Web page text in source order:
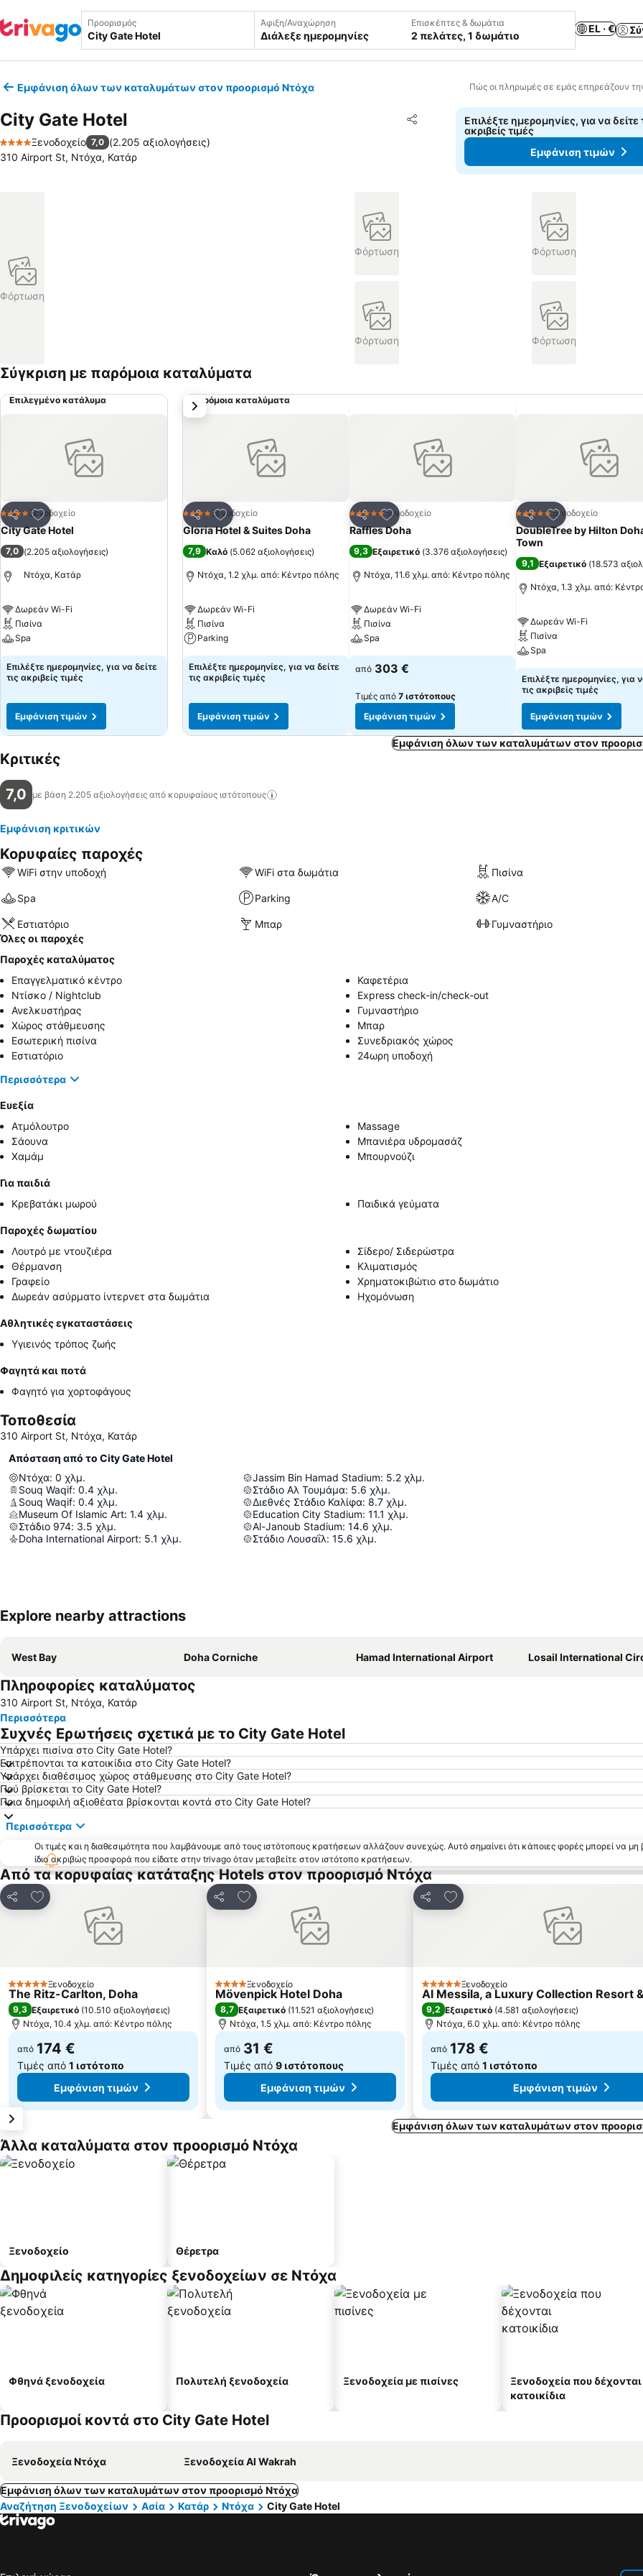
Προορισμός Άφιξη/Αναχώρηση
Διάλεξε ημερομηνίες
Επισκέπτες & δωμάτια
2 πελάτες, 1 δωμάτιο
EL · €
Εμφάνιση όλων των καταλυμάτων στον προορισμό Ντόχα Πώς οι πληρωμές σε εμάς επηρεάζουν
City Gate Hotel Κοινοποίηση
Προσθήκη στα αγαπημένα
4 Αστέρια
Ξενοδοχείο 7,0 (2.205 αξιολογήσεις)
310 Airport St, Ντόχα, Κατάρ
Επιλέξτε ημερομηνίες, για να δείτε
ακριβείς τιμές
Εμφάνιση τιμών
Φόρτωση
Φόρτωση Φόρτωση
Φόρτωση Φόρτωση
Σύγκριση με παρόμοια καταλύματα
Επιλεγμένο κατάλυμα
Κοινοποίηση
Προσθήκη στα αγαπημένα
4 ΑστέριαΞενοδοχείο
City Gate Hotel
7,0 (2.205 αξιολογήσεις)
Ντόχα, Κατάρ
Δωρεάν Wi-Fi
Πισίνα
Spa
Επιλέξτε ημερομηνίες, για να δείτε
τις ακριβείς τιμές
Εμφάνιση τιμών
Παρόμοια καταλύματα
Κοινοποίηση
Προσθήκη στα αγαπημένα
4 ΑστέριαΞενοδοχείο
Gloria Hotel & Suites Doha
7,9 Καλό (5.062 αξιολογήσεις)
Ντόχα, 1.2 χλμ. από: Κέντρο πόλης
Δωρεάν Wi-Fi
Πισίνα
Parking
Επιλέξτε ημερομηνίες, για να δείτε
τις ακριβείς τιμές
Εμφάνιση τιμών
Κοινοποίηση
Προσθήκη στα αγαπημένα
5 ΑστέριαΞενοδοχείο
Raffles Doha
9,3 Εξαιρετικό (3.376 αξιολογήσεις)
Ντόχα, 11.6 χλμ. από: Κέντρο πόλης
Δωρεάν Wi-Fi
Πισίνα
Spa
από 303 €
Τιμές από 7 ιστότοπους
Εμφάνιση τιμών
Κοινοποίηση
Προσθήκη στα
5 ΑστέριαΞενοδοχείο
DoubleTree by Hilton
Town
9,1 Εξαιρετικό (18.573
Ντόχα, 1.3 χλμ. από:
Δωρεάν Wi-Fi
Πισίνα
Spa
Επιλέξτε ημερομηνίες, για
τις ακριβείς τιμές
Εμφάνιση τιμών
επόμενο
Εμφάνιση όλων των καταλυμάτων στον
Κριτικές
7,0 με βάση 2.205 αξιολογήσεις από κορυφαίους ιστότοπους
Εμφάνιση κριτικών
Κορυφαίες παροχές
WiFi στην υποδοχή WiFi στα δωμάτια Πισίνα
Spa Parking A/C
Εστιατόριο Μπαρ
Γυμναστήριο
Όλες οι παροχές
Παροχές καταλύματος
Επαγγελματικό κέντρο
Καφετέρια
Ντίσκο / Nightclub
Express check-in/check-out
Ανελκυστήρας
Γυμναστήριο
Χώρος στάθμευσης
Μπαρ
Εσωτερική πισίνα
Συνεδριακός χώρος
Εστιατόριο
24ωρη υποδοχή
Περισσότερα
Ευεξία
Ατμόλουτρο
Massage
Σάουνα
Μπανιέρα υδρομασάζ
Χαμάμ
Μπουρνούζι
Για παιδιά
Κρεβατάκι μωρού
Παιδικά γεύματα
Παροχές δωματίου
Λουτρό με ντουζιέρα
Σίδερο/ Σιδερώστρα
Θέρμανση
Κλιματισμός
Γραφείο
Χρηματοκιβώτιο στο δωμάτιο
Δωρεάν ασύρματο ίντερνετ στα δωμάτια
Ηχομόνωση
Αθλητικές εγκαταστάσεις
Υγιεινός τρόπος ζωής
Φαγητά και ποτά
Φαγητό για χορτοφάγους
Τοποθεσία
310 Airport St, Ντόχα, Κατάρ
Απόσταση από το City Gate Hotel
Ντόχα: 0 χλμ.
Souq Waqif: 0.4 χλμ.
Souq Waqif: 0.4 χλμ.
Museum Of Islamic Art: 1.4 χλμ.
Στάδιο 974: 3.5 χλμ.
Doha International Airport: 5.1 χλμ.
Jassim Bin Hamad Stadium: 5.2 χλμ.
Στάδιο Αλ Τουμάμα: 5.6 χλμ.
Διεθνές Στάδιο Καλίφα: 8.7 χλμ.
Education City Stadium: 11.1 χλμ.
Al-Janoub Stadium: 14.6 χλμ.
Στάδιο Λουσαΐλ: 15.6 χλμ.
Explore nearby attractions
West Bay Doha Corniche Hamad International Airport Losail International
Πληροφορίες καταλύματος
310 Airport St, Ντόχα, Κατάρ
Περισσότερα
Συχνές Ερωτήσεις σχετικά με το City Gate Hotel
Υπάρχει πισίνα στο City Gate Hotel?
Επιτρέπονται τα κατοικίδια στο City Gate Hotel?
Υπάρχει διαθέσιμος χώρος στάθμευσης στο City Gate Hotel?
Πού βρίσκεται το City Gate Hotel?
Ποια δημοφιλή αξιοθέατα βρίσκονται κοντά στο City Gate Hotel?
Περισσότερα
Οι τιμές και η διαθεσιμότητα που λαμβάνουμε από τους ιστότοπους κρατήσεων αλλάζουν συνεχώς. Αυτό σημαίνει ότι κάποιες φορές μπορεί να μη
ίδια ακριβώς προσφορά που είδατε στην trivago όταν μεταβείτε στον ιστότοπο κρατήσεων.
Από τα κορυφαίας κατάταξης Hotels στον προορισμό Ντόχα
Κοινοποίηση
Προσθήκη στα αγαπημένα
5 ΑστέριαΞενοδοχείο
The Ritz-Carlton, Doha
9,3 Εξαιρετικό (10.510 αξιολογήσεις)
Ντόχα, 10.4 χλμ. από: Κέντρο πόλης
από 174 €
Τιμές από 1 ιστότοπο
Εμφάνιση τιμών
Κοινοποίηση
Προσθήκη στα αγαπημένα
4 ΑστέριαΞενοδοχείο
Mövenpick Hotel Doha
8,7 Εξαιρετικό (11.521 αξιολογήσεις)
Ντόχα, 1.5 χλμ. από: Κέντρο πόλης
από 31 €
Τιμές από 9 ιστότοπους
Εμφάνιση τιμών
Κοινοποίηση
Προσθήκη στα αγαπημένα
5 ΑστέριαΞενοδοχείο
Al Messila, a Luxury Collection Resort
9,2 Εξαιρετικό (4.581 αξιολογήσεις)
Ντόχα, 6.0 χλμ. από: Κέντρο πόλης
από 178 €
Τιμές από 1 ιστότοπο
Εμφάνιση τιμών
Εμφάνιση όλων των καταλυμάτων στον
Άλλα καταλύματα στον προορισμό Ντόχα
Ξενοδοχείο Θέρετρα
Δημοφιλείς κατηγορίες ξενοδοχείων σε Ντόχα
Φθηνά ξενοδοχεία Πολυτελή ξενοδοχεία Ξενοδοχεία με πισίνες
Ξενοδοχεία που δέχονται
κατοικίδια
Προορισμοί κοντά στο City Gate Hotel
Ξενοδοχεία Ντόχα Ξενοδοχεία Al Wakrah
Εμφάνιση όλων των καταλυμάτων στον προορισμό Ντόχα
Αναζήτηση Ξενοδοχείων
Ασία Κατάρ Ντόχα City Gate Hotel